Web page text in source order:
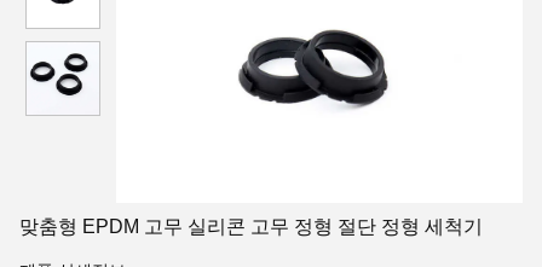
맞춤형 EPDM 고무 실리콘 고무 정형 절단 정형 세척기